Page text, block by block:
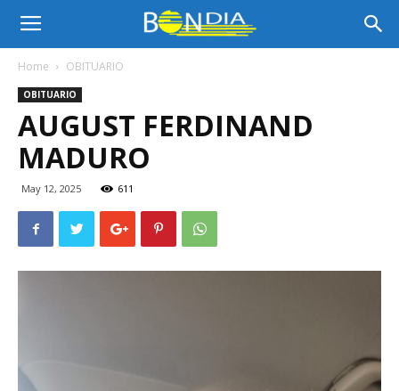
Bon
Dia
Home OBITUARIO
OBITUARIO
AUGUST FERDINAND
MADURO
May 12, 2025 611